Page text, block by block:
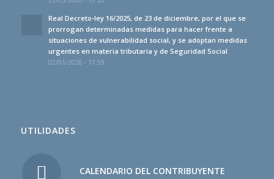
Real Decreto-ley 16/2025, de 23 de diciembre, por el que se
prorrogan determinadas medidas para hacer frente a
situaciones de vulnerabilidad social, y se adoptan medidas
urgentes en materia tributaria y de Seguridad Social
02/01/2026 - 17:59
UTILIDADES
CALENDARIO DEL CONTRIBUYENTE